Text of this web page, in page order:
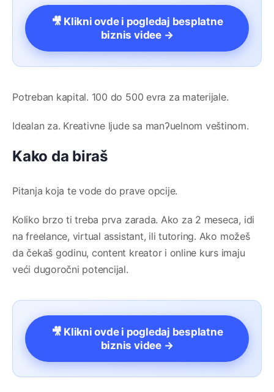
🎥 Klikni ovde i pogledaj besplatne
biznis videe →
Potreban kapital. 100 do 500 evra za materijale.
Idealan za. Kreativne ljude sa manʔuelnom veštinom.
Kako da biraš
Pitanja koja te vode do prave opcije.
Koliko brzo ti treba prva zarada. Ako za 2 meseca, idi
na freelance, virtual assistant, ili tutoring. Ako možeš
da čekaš godinu, content kreator i online kurs imaju
veći dugoročni potencijal.
🎥 Klikni ovde i pogledaj besplatne
biznis videe →